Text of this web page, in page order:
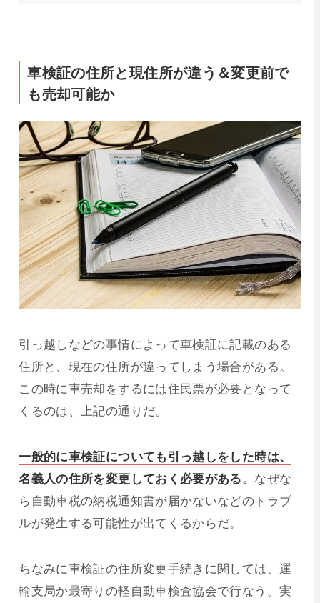
車検証の住所と現住所が違う＆変更前で
も売却可能か
引っ越しなどの事情によって車検証に記載のある
住所と、現在の住所が違ってしまう場合がある。
この時に車売却をするには住民票が必要となって
くるのは、上記の通りだ。
一般的に車検証についても引っ越しをした時は、
名義人の住所を変更しておく必要がある。 なぜな
ら自動車税の納税通知書が届かないなどのトラブ
ルが発生する可能性が出てくるからだ。
ちなみに車検証の住所変更手続きに関しては、運
輸支局か最寄りの軽自動車検査協会で行なう。実